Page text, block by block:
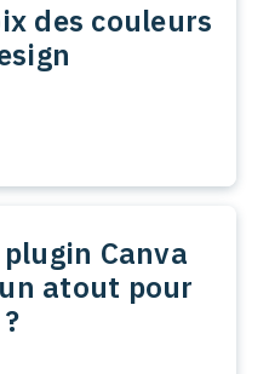
des couleurs
Canva
atout pour